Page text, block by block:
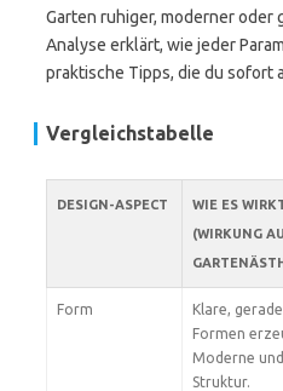
Garten ruhiger, moderner oder
Analyse erklärt, wie jeder
praktische Tipps, die du sofort
Vergleichstabelle
DESIGN-ASPECT
WIE ES
(WIRKUNG
Form
Klare, gerade
Formen
Moderne und
Struktur.